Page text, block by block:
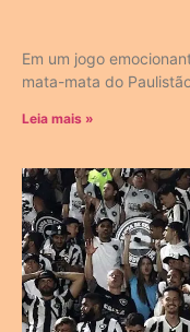
Em um jogo
mata-mata do
Leia mais »